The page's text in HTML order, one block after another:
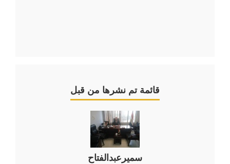
قائمة تم نشرها من قبل
سميرعبدالفتاح